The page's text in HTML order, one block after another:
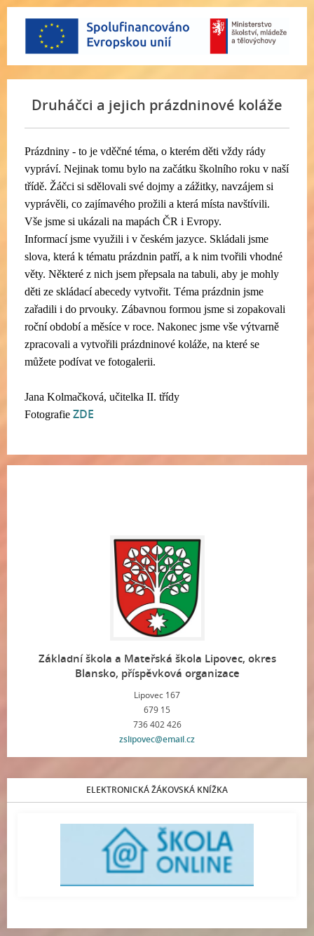
Druháčci a jejich prázdninové koláže
Prázdniny - to je vděčné téma, o kterém děti vždy rády
vypráví. Nejinak tomu bylo na začátku školního roku v naší
třídě. Žáčci si sdělovali své dojmy a zážitky, navzájem si
vyprávěli, co zajímavého prožili a která místa navštívili.
Vše jsme si ukázali na mapách ČR i Evropy.
Informací jsme využili i v českém jazyce. Skládali jsme
slova, která k tématu prázdnin patří, a k nim tvořili vhodné
věty. Některé z nich jsem přepsala na tabuli, aby je mohly
děti ze skládací abecedy vytvořit. Téma prázdnin jsme
zařadili i do prvouky. Zábavnou formou jsme si zopakovali
roční období a měsíce v roce. Nakonec jsme vše výtvarně
zpracovali a vytvořili prázdninové koláže, na které se
můžete podívat ve fotogalerii.
Jana Kolmačková, učitelka II. třídy
Fotografie ZDE
Základní škola a Mateřská škola Lipovec, okres
Blansko, příspěvková organizace
Lipovec 167
679 15
736 402 426
zslipovec@email.cz
ELEKTRONICKÁ ŽÁKOVSKÁ KNÍŽKA